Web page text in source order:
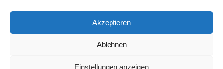
Akzeptieren
Ablehnen
Einstellungen anzeigen
Tagesgeld vergleichen